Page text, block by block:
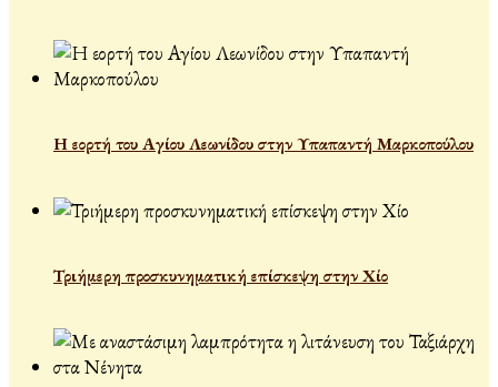
Η εορτή του Αγίου Λεωνίδου στην Υπαπαντή Μαρκοπούλου
Τριήμερη προσκυνηματική επίσκεψη στην Χίο